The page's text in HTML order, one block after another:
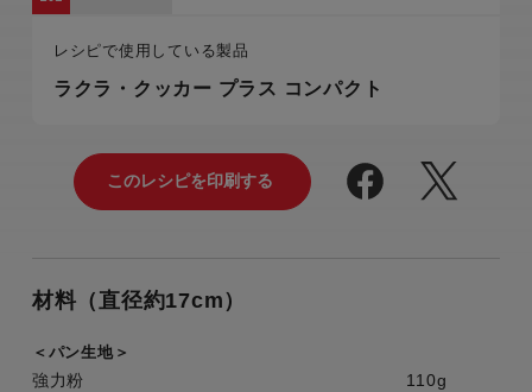
レシピで使用している製品
ラクラ・クッカー プラス コンパクト
材料（直径約17cm）
＜パン生地＞
強力粉
110g